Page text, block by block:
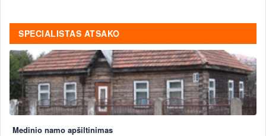
SPECIALISTAS ATSAKO
Medinio namo apšiltinimas